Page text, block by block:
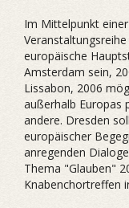
Im Mittelpunkt
europäische
Amsterdam sein,
Lissabon, 2006
außerhalb Europas
andere. Dresden
europäischer
anregenden
Thema "Glauben"
Knabenchortreffen